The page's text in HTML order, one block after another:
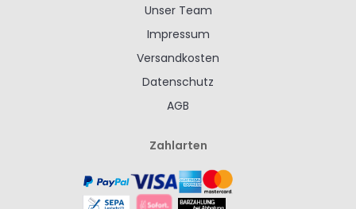
Unser Team
Impressum
Versandkosten
Datenschutz
AGB
Zahlarten